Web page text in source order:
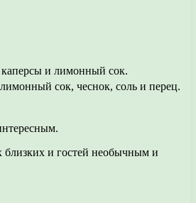
каперсы и лимонный сок.
сок, чеснок, соль и перец.
близких и гостей необычным и